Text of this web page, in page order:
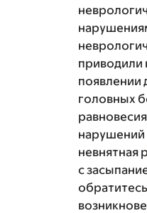
приводили
появлении
головных
нарушений
невнятная
с